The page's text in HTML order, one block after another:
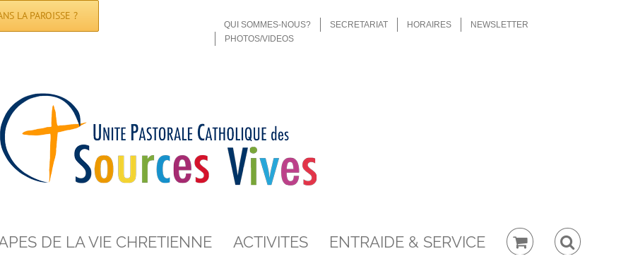
LA PAROISSE ?
QUI SOMMES-NOUS? SECRETARIAT HORAIRES
NEWSLETTER
PHOTOS/VIDEOS
DE LA VIE CHRETIENNE ACTIVITES ENTRAIDE & SERVICE